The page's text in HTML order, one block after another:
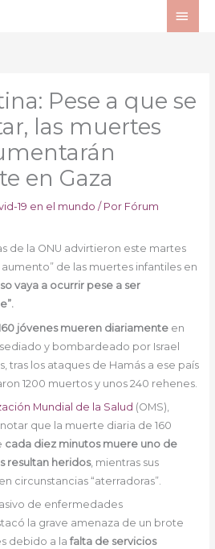
Pese a que se
las muertes
en Gaza
19 en el mundo / Por Fórum
de la ONU advirtieron este martes
de las muertes infantiles en
vaya a ocurrir pese a ser
jóvenes mueren diariamenteen
y bombardeado por Israel
tras los ataques de Hamás a ese país
1200 muertos y unos 240 rehenes.
Mundial de la Salud (OMS),
que la muerte diaria de 160
cada diez minutos muere uno de
resultan heridos, mientras sus
circunstancias “aterradoras”.
de enfermedades
la grave amenaza de un brote
debido a la falta de servicios